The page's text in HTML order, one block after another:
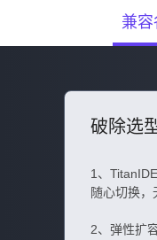
兼
破除选
1、
随心切换，
2、弹性扩